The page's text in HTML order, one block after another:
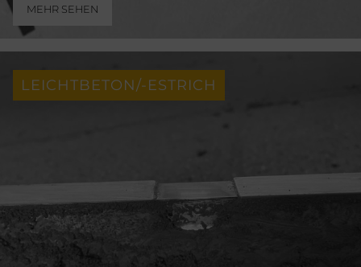
MEHR SEHEN
LEICHTBETON/-ESTRICH